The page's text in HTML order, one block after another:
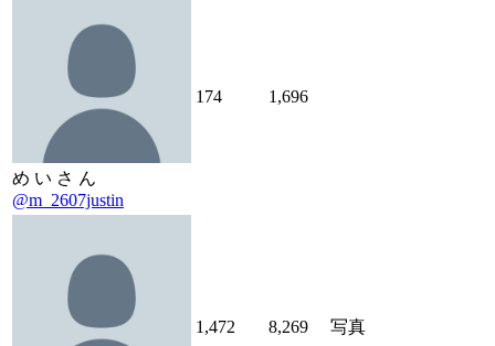
め い さ ん
@m_2607justin
174 1,696
1,472 8,269 写真